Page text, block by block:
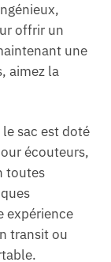
offrir un
une
aimez la
sac est doté
écouteurs,
toutes
expérience
transit ou